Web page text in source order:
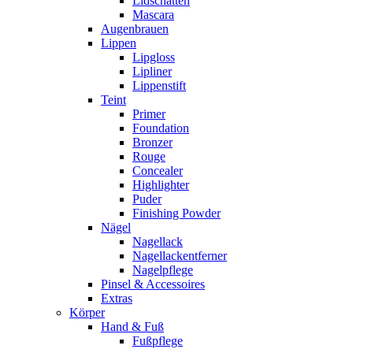
Mascara
Augenbrauen
Lippen
Lipgloss
Lipliner
Lippenstift
Teint
Primer
Foundation
Bronzer
Rouge
Concealer
Highlighter
Puder
Finishing Powder
Nägel
Nagellack
Nagellackentferner
Nagelpflege
Pinsel & Accessoires
Extras
Körper
Hand & Fuß
Fußpflege